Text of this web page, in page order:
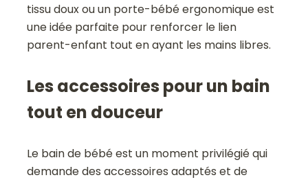
tissu doux ou un porte-bébé ergonomique est
une idée parfaite pour renforcer le lien
parent-enfant tout en ayant les mains libres.
Les accessoires pour un bain
tout en douceur
Le bain de bébé est un moment privilégié qui
demande des accessoires adaptés et de